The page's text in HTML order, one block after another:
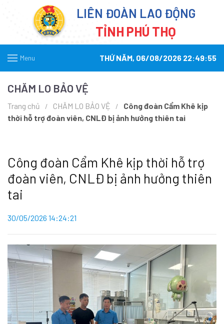
LIÊN ĐOÀN LAO ĐỘNG
TỈNH PHÚ THỌ
Menu THỨ NĂM, 06/08/2026 22:49:55
CHĂM LO BẢO VỆ
Trang chủ CHĂM LO BẢO VỆ
Công đoàn Cẩm Khê kịp
thời hỗ trợ đoàn viên, CNLĐ bị ảnh hưởng thiên tai
Công đoàn Cẩm Khê kịp thời hỗ trợ
đoàn viên, CNLĐ bị ảnh hưởng thiên
tai
30/05/2026 14:24:21